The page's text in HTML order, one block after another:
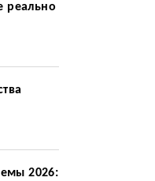
реально
2026: